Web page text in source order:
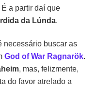
a partir daí que
da Lúnda.
necessário buscar as
God of War Ragnarök.
, mas, felizmente,
do favor atrelado a